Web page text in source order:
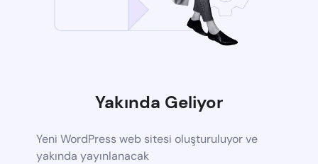
Yakında Geliyor
Yeni WordPress web sitesi oluşturuluyor ve
yakında yayınlanacak